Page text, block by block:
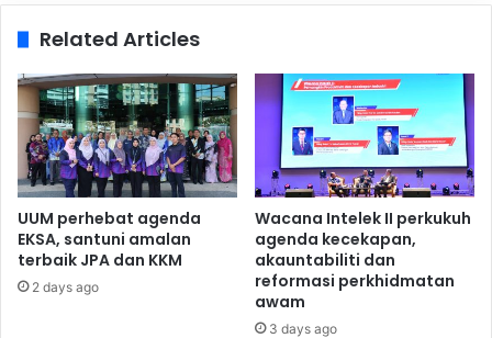
Related Articles
UUM perhebat agenda
EKSA, santuni amalan
terbaik JPA dan KKM
2 days ago
Wacana Intelek II perkukuh
agenda kecekapan,
akauntabiliti dan
reformasi perkhidmatan
awam
3 days ago